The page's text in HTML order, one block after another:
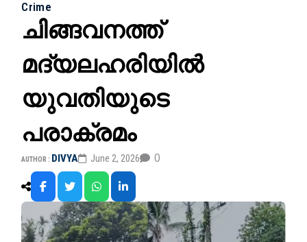
Crime
ചിങ്ങവനത്ത്
മദ്യലഹരിയിൽ
യുവതിയുടെ
പരാക്രമം
AUTHOR : DIVYA June 2, 2026 0